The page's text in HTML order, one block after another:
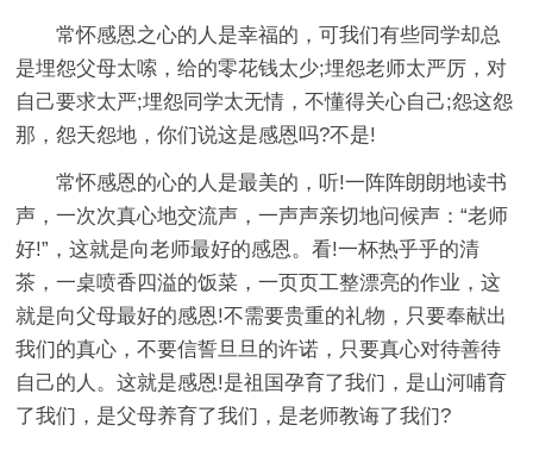
常怀感恩之心的人是幸福的，可我们有些同学却总
是埋怨父母太嗦，给的零花钱太少;埋怨老师太严厉，对
自己要求太严;埋怨同学太无情，不懂得关心自己;怨这怨
那，怨天怨地，你们说这是感恩吗?不是!
常怀感恩的心的人是最美的，听!一阵阵朗朗地读书
声，一次次真心地交流声，一声声亲切地问候声：“老师
好!”，这就是向老师最好的感恩。看!一杯热乎乎的清
茶，一桌喷香四溢的饭菜，一页页工整漂亮的作业，这
就是向父母最好的感恩!不需要贵重的礼物，只要奉献出
我们的真心，不要信誓旦旦的许诺，只要真心对待善待
自己的人。这就是感恩!是祖国孕育了我们，是山河哺育
了我们，是父母养育了我们，是老师教诲了我们?